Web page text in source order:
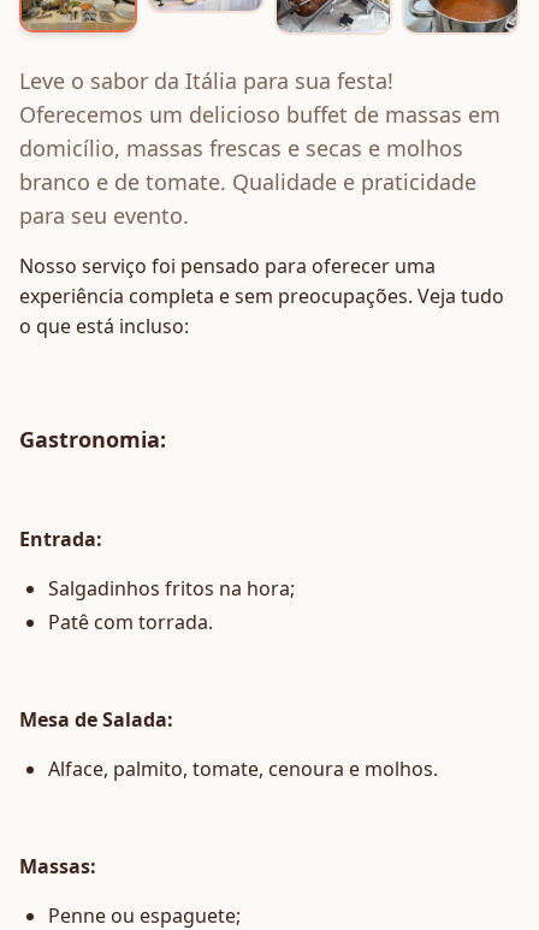
Leve o sabor da Itália para sua festa!
Oferecemos um delicioso buffet de massas em
domicílio, massas frescas e secas e molhos
branco e de tomate. Qualidade e praticidade
para seu evento.
Nosso serviço foi pensado para oferecer uma
experiência completa e sem preocupações. Veja tudo
o que está incluso:
Gastronomia:
Entrada:
Salgadinhos fritos na hora;
Patê com torrada.
Mesa de Salada:
Alface, palmito, tomate, cenoura e molhos.
Massas:
Penne ou espaguete;